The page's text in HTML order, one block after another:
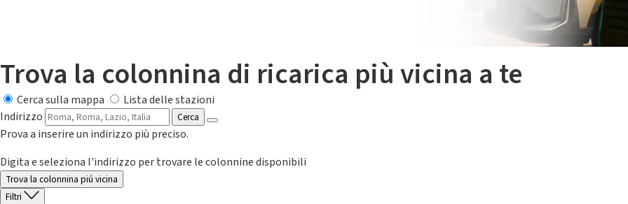
Trova la colonnina di ricarica più vicina a te
Cerca sulla mappa
Lista delle stazioni
Indirizzo
Cerca
Prova a inserire un indirizzo più preciso.
Digita e seleziona l'indirizzo per trovare le colonnine disponibili
Trova la colonnina piú vicina
Filtri